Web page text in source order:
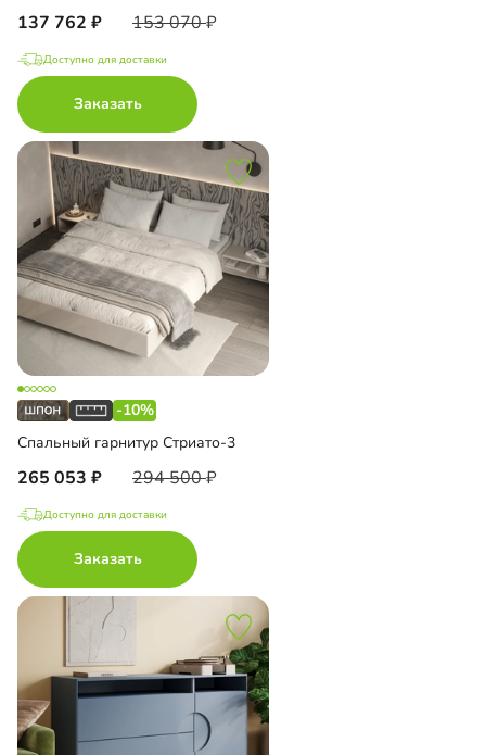
137 762 153 070
Доступно для доставки
Заказать
-10%
Спальный гарнитур Стриато-3
265 053 294 500
Доступно для доставки
Заказать